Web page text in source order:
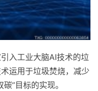
入工业大脑AI技术的垃
运用于垃圾焚烧，减少
”目标的实现。